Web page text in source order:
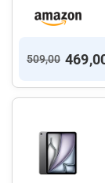
509,00